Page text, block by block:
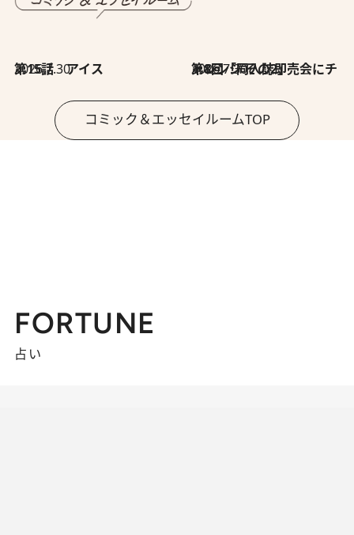
2026.7.30
第15話 アイス 2026.7.30
第8回「同人誌即売会にチャレンジ その2」
コミック＆エッセイルームTOP
FORTUNE
占い